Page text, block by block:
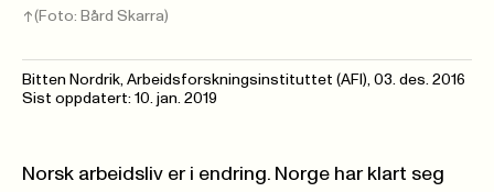
(Foto: Bård Skarra)
Bitten Nordrik, Arbeidsforskningsinstituttet (AFI), 03. des. 2016
Sist oppdatert: 10. jan. 2019
Norsk arbeidsliv er i endring. Norge har klart seg